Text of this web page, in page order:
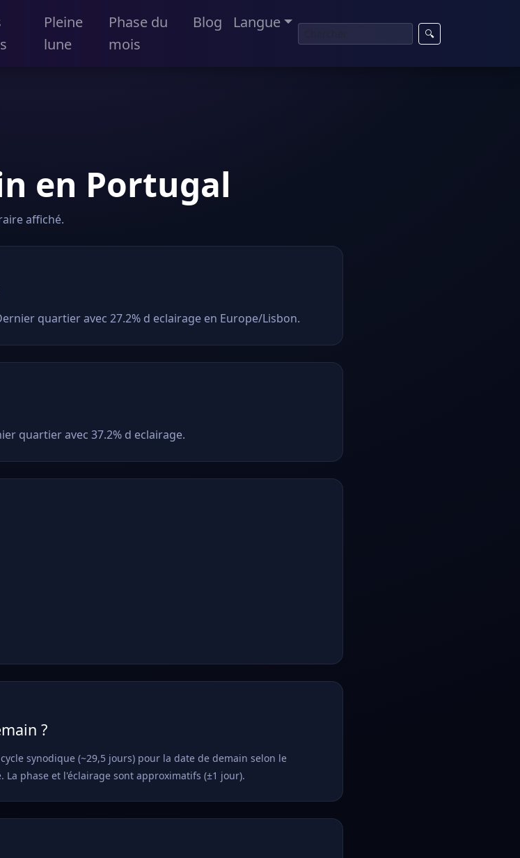
Pleine
lune
Phase du
mois
Blog Langue
🔍
en Portugal
affiché.
quartier avec 27.2% d eclairage en Europe/Lisbon.
quartier avec 37.2% d eclairage.
?
synodique (~29,5 jours) pour la date de demain selon le
phase et l'éclairage sont approximatifs (±1 jour).